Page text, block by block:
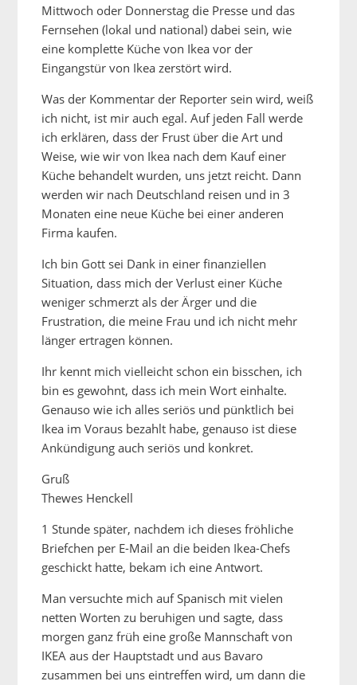
Mittwoch oder Donnerstag die Presse und das
Fernsehen (lokal und national) dabei sein, wie
eine komplette Küche von Ikea vor der
Eingangstür von Ikea zerstört wird.
Was der Kommentar der Reporter sein wird, weiß
ich nicht, ist mir auch egal. Auf jeden Fall werde
ich erklären, dass der Frust über die Art und
Weise, wie wir von Ikea nach dem Kauf einer
Küche behandelt wurden, uns jetzt reicht. Dann
werden wir nach Deutschland reisen und in 3
Monaten eine neue Küche bei einer anderen
Firma kaufen.
Ich bin Gott sei Dank in einer finanziellen
Situation, dass mich der Verlust einer Küche
weniger schmerzt als der Ärger und die
Frustration, die meine Frau und ich nicht mehr
länger ertragen können.
Ihr kennt mich vielleicht schon ein bisschen, ich
bin es gewohnt, dass ich mein Wort einhalte.
Genauso wie ich alles seriös und pünktlich bei
Ikea im Voraus bezahlt habe, genauso ist diese
Ankündigung auch seriös und konkret.
Gruß
Thewes Henckell
1 Stunde später, nachdem ich dieses fröhliche
Briefchen per E-Mail an die beiden Ikea-Chefs
geschickt hatte, bekam ich eine Antwort.
Man versuchte mich auf Spanisch mit vielen
netten Worten zu beruhigen und sagte, dass
morgen ganz früh eine große Mannschaft von
IKEA aus der Hauptstadt und aus Bavaro
zusammen bei uns eintreffen wird, um dann die